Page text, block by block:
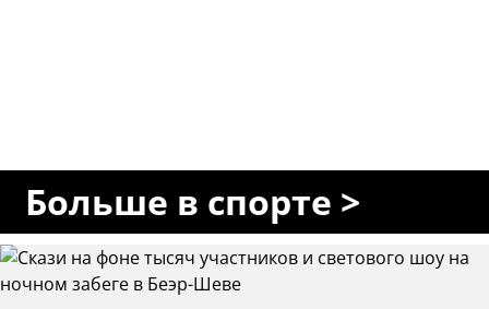
Больше в спорте >